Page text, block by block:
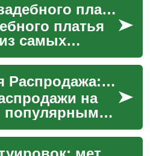
Ткани для свадебного платья: Что нужно знать
платья
самых
для
роль
играет
Грандиозная Распродажа: Все, Что Нужно Знать о Гаражных Распродажах на Кипре
на
популярным
товары по